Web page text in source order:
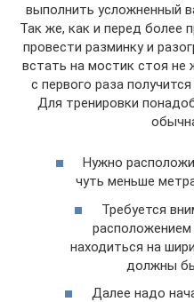
выполнить усложненный
Так же, как и перед более
провести разминку и
встать на мостик стоя не
с первого раза
Для тренировки
Нужно
чуть меньше
Требуется
находиться на
должны
Далее надо